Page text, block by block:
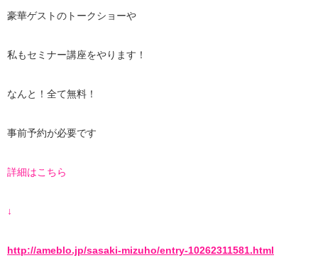
豪華ゲストのトークショーや
私もセミナー講座をやります！
なんと！全て無料！
事前予約が必要です
詳細はこちら
↓
http://ameblo.jp/sasaki-mizuho/entry-10262311581.html